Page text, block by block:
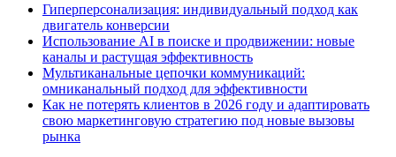
Гиперперсонализация: индивидуальный подход как
двигатель конверсии
Использование AI в поиске и продвижении: новые
каналы и растущая эффективность
Мультиканальные цепочки коммуникаций:
омниканальный подход для эффективности
Как не потерять клиентов в 2026 году и адаптировать
свою маркетинговую стратегию под новые вызовы
рынка